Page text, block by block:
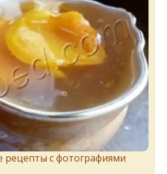
рецепты с фотографиями